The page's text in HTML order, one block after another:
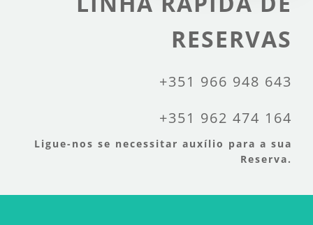
RESERVAS
+351 966 948 643
+351 962 474 164
Ligue-nos se necessitar auxílio para a sua
Reserva.